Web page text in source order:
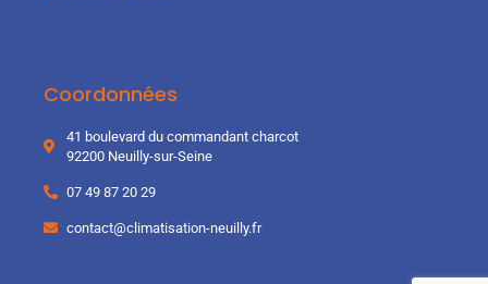
Coordonnées
41 boulevard du commandant charcot
92200 Neuilly-sur-Seine
07 49 87 20 29
contact@climatisation-neuilly.fr